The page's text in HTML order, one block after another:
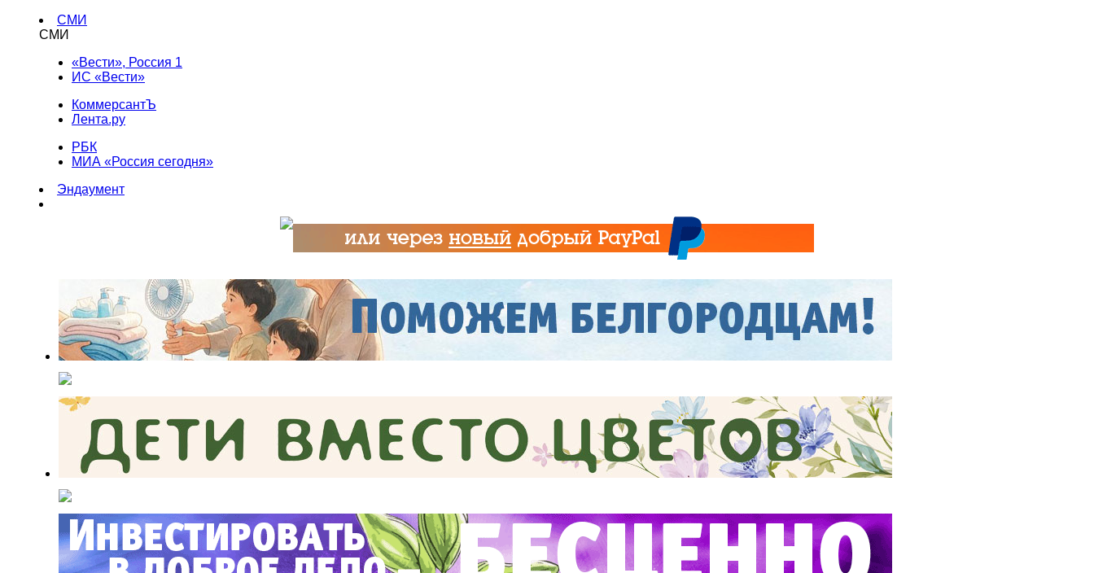
СМИ
СМИ
«Вести», Россия 1
ИС «Вести»
КоммерсантЪ
Лента.ру
РБК
МИА «Россия сегодня»
Эндаумент